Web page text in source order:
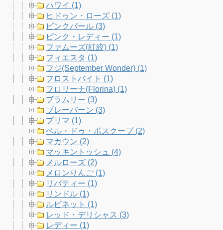
ハワイ (1)
ヒドゥン・ローズ (1)
ピンクパール (3)
ピンク・レディー (1)
ファムーズ(紅絞) (1)
フィエスタ (1)
フジ(September Wonder) (1)
フロストバイト (1)
フロリーナ(Florina) (1)
ブラムリー (3)
ブレーバーン (3)
プリマ (1)
ベル・ドゥ・ボスクープ (2)
マカウン (2)
マッキントッシュ (4)
メルローズ (2)
メロンりんご (1)
リバティー (1)
リンドル (1)
ルビネット (1)
レッド・デリシャス (3)
レディー (1)